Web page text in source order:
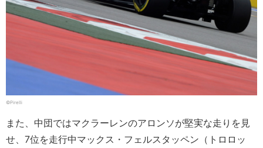
©Pirelli
また、中団ではマクラーレンのアロンソが堅実な走りを見
せ、7位を走行中マックス・フェルスタッペン（トロロッ